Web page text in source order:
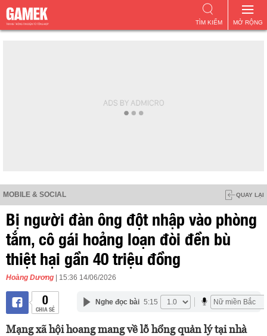
MỞ RỘNG
TÌM KIẾM
MOBILE & SOCIAL QUAY LẠI
Bị người đàn ông đột nhập vào phòng
tắm, cô gái hoảng loạn đòi đền bù
thiệt hại gần 40 triệu đồng
Hoàng Dương | 15:36 14/06/2026
0
CHIA SẺ
Nghe đọc bài 5:15
Mạng xã hội hoang mang về lỗ hổng quản lý tại nhà